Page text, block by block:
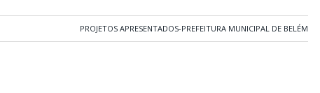
PROJETOS APRESENTADOS-PREFEITURA MUNICIPAL DE BELÉM